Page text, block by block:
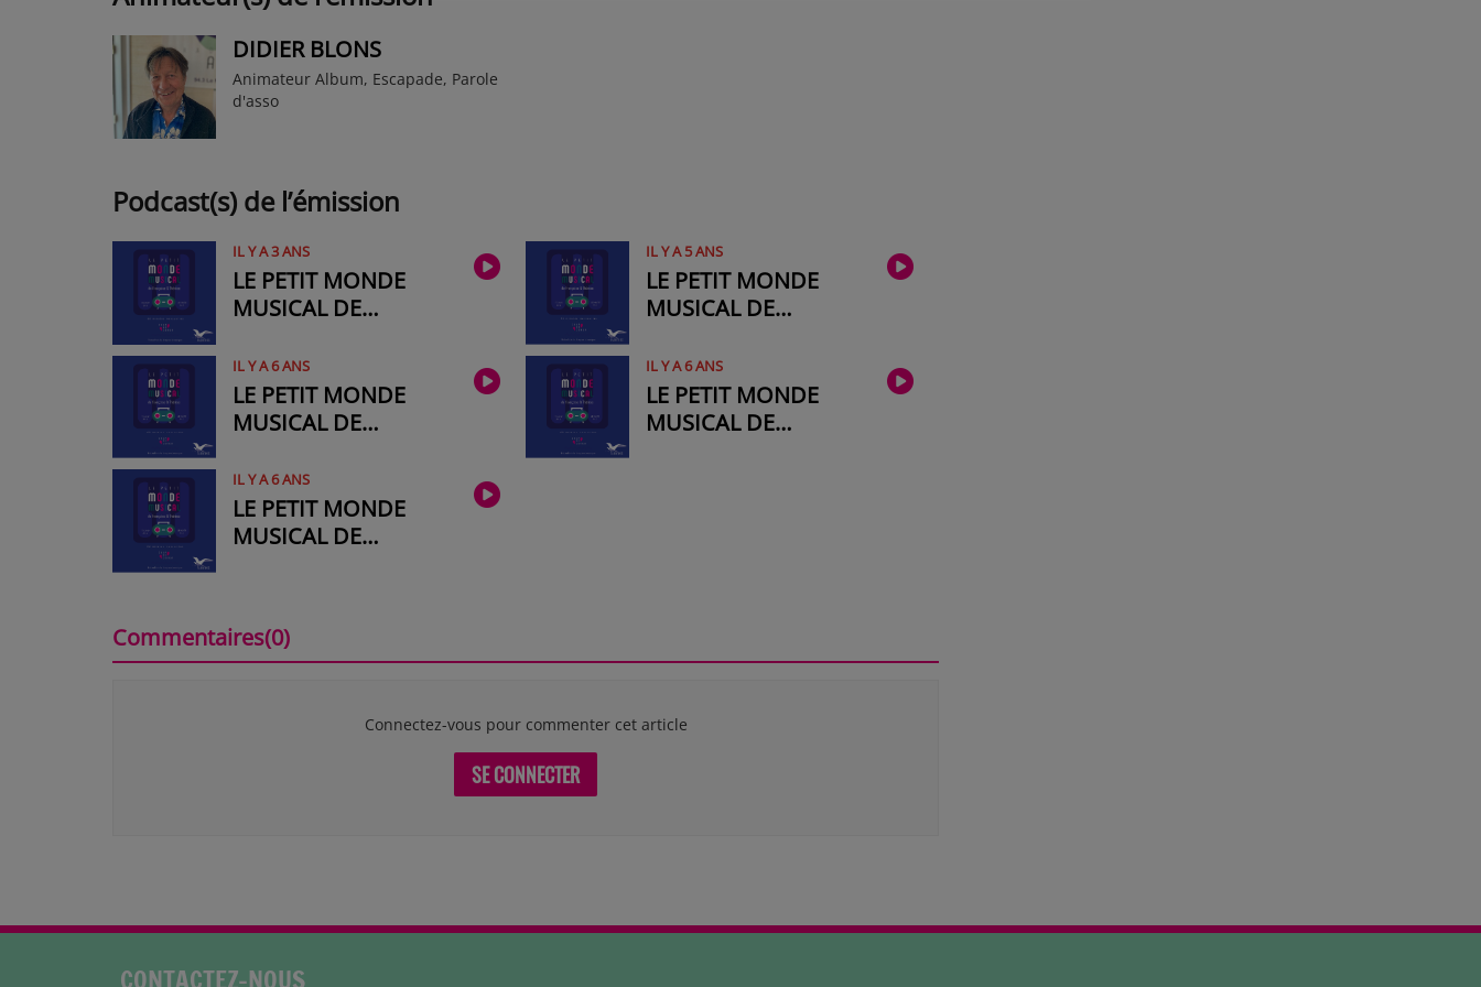
DIDIER BLONS
Animateur Album, Escapade, Parole
d'asso
Podcast(s) de l’émission
IL Y A 3 ANS
LE PETIT MONDE
MUSICAL DE
THÉRÈSE #2021-02
IL Y A 5 ANS
LE PETIT MONDE
MUSICAL DE
THÉRÈSE #2021-01
IL Y A 6 ANS
LE PETIT MONDE
MUSICAL DE
THÉRÈSE #2020-11
IL Y A 6 ANS
LE PETIT MONDE
MUSICAL DE
IL Y A 6 ANS
LE PETIT MONDE
MUSICAL DE
Commentaires(0)
Connectez-vous pour commenter cet article
SE CONNECTER